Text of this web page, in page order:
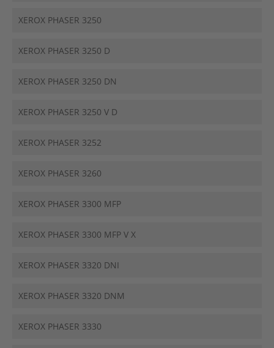
XEROX PHASER 3250
XEROX PHASER 3250 D
XEROX PHASER 3250 DN
XEROX PHASER 3250 V D
XEROX PHASER 3252
XEROX PHASER 3260
XEROX PHASER 3300 MFP
XEROX PHASER 3300 MFP V X
XEROX PHASER 3320 DNI
XEROX PHASER 3320 DNM
XEROX PHASER 3330